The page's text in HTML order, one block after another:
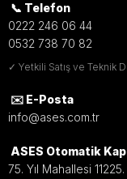
📞 Telefon
0222 246 06 44
0532 738 70 82
✓ Yetkili Satış ve Teknik
✉️ E-Posta
info@ases.com.tr
ASES Otomatik
75. Yıl Mahallesi